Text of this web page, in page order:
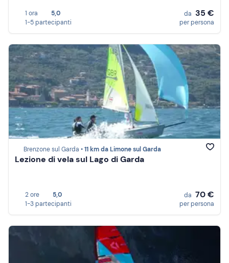
1 ora
5,0
1-5 partecipanti
da 35 €
per persona
Brenzone sul Garda •11 km da Limone sul Garda
Lezione di vela sul Lago di Garda
2 ore
5,0
1-3 partecipanti
da 70 €
per persona